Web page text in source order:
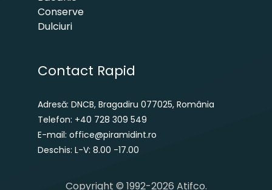
Conserve
Dulciuri
Contact Rapid
Adresă: DNCB, Bragadiru 077025, România
Telefon: +40 728 309 549
E-mail: office@piramidint.ro
Deschis: L-V: 8.00 -17.00
Copyright © 1992-2026 Atifco.